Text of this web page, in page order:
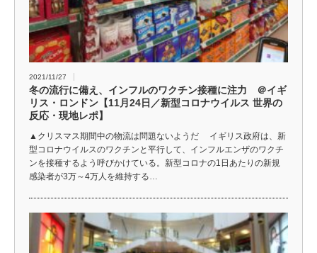
2021/11/27
冬の流行に備え、インフルのワクチン接種に注力 ＠イギ
リス・ロンドン【11月24日／新型コロナウイルス 世界の
反応・現地レポ】
▲クリスマス期間中の物流は問題ないようだ イギリス政府は、新
型コロナウイルスのワクチンと平行して、インフルエンザのワクチ
ンを接種するよう呼びかけている。新型コロナの1日あたりの新規
感染者が3万～4万人を維持する…